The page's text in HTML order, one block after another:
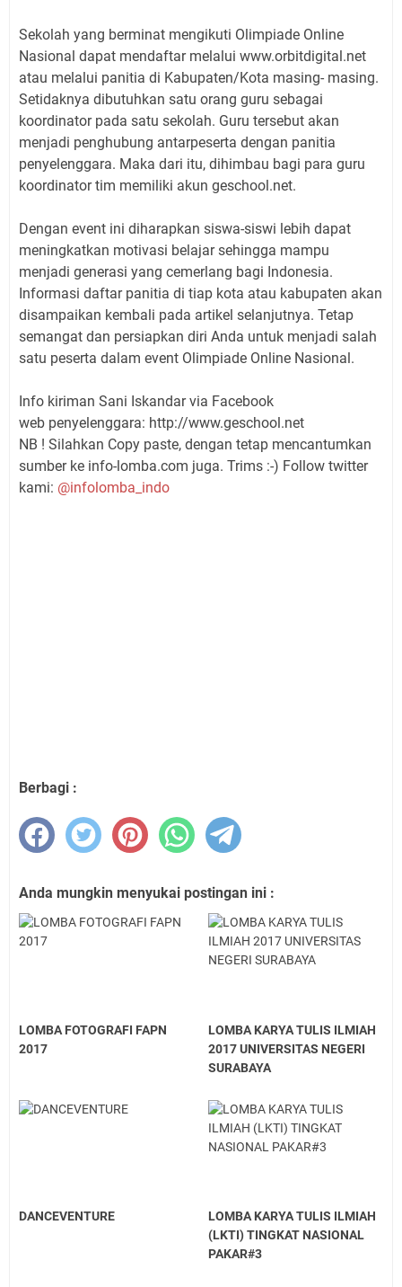
Sekolah yang berminat mengikuti Olimpiade Online
Nasional dapat mendaftar melalui www.orbitdigital.net
atau melalui panitia di Kabupaten/Kota masing- masing.
Setidaknya dibutuhkan satu orang guru sebagai
koordinator pada satu sekolah. Guru tersebut akan
menjadi penghubung antarpeserta dengan panitia
penyelenggara. Maka dari itu, dihimbau bagi para guru
koordinator tim memiliki akun geschool.net.
Dengan event ini diharapkan siswa-siswi lebih dapat
meningkatkan motivasi belajar sehingga mampu
menjadi generasi yang cemerlang bagi Indonesia.
Informasi daftar panitia di tiap kota atau kabupaten akan
disampaikan kembali pada artikel selanjutnya. Tetap
semangat dan persiapkan diri Anda untuk menjadi salah
satu peserta dalam event Olimpiade Online Nasional.
Info kiriman Sani Iskandar via Facebook
web penyelenggara: http://www.geschool.net
NB ! Silahkan Copy paste, dengan tetap mencantumkan
sumber ke info-lomba.com juga. Trims :-) Follow twitter
kami: @infolomba_indo
Berbagi :
Anda mungkin menyukai postingan ini :
LOMBA FOTOGRAFI FAPN
2017
LOMBA KARYA TULIS ILMIAH
2017 UNIVERSITAS NEGERI
SURABAYA
DANCEVENTURE
LOMBA KARYA TULIS ILMIAH
(LKTI) TINGKAT NASIONAL
PAKAR#3